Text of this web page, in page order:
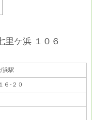
里ケ浜 １０６
浜駅
６-２０